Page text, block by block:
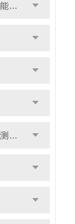
电力安全工器具力学性能试验机
水内冷发电机绝缘电阻测试仪